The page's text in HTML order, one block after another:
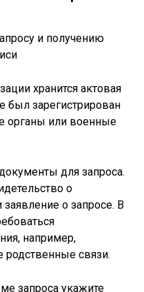
хранится актовая
был зарегистрирован
органы или военные
для запроса.
о
заявление о запросе. В
например,
связи.
запроса укажите